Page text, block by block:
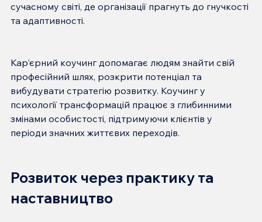
сучасному світі, де організації прагнуть до гнучкості
Кар'єрний коучинг допомагає людям знайти свій
професійний шлях, розкрити потенціал та
вибудувати стратегію розвитку. Коучинг у
психології трансформацій працює з глибинними
змінами особистості, підтримуючи клієнтів у
Розвиток через практику та
наставництво